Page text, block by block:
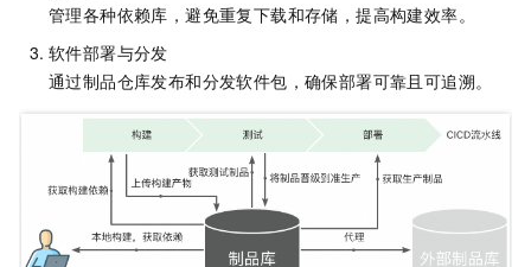
管理各种依赖库，避免重复下载和存储，提高构建效率。
软件部署与分发
通过制品仓库发布和分发软件包，确保部署可靠且可追溯。